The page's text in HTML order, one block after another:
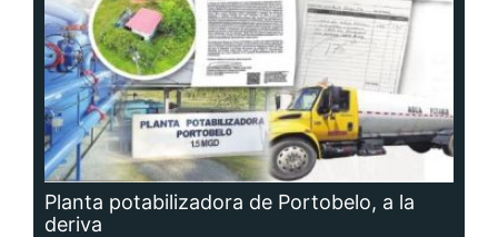
Planta potabilizadora de Portobelo, a la
deriva